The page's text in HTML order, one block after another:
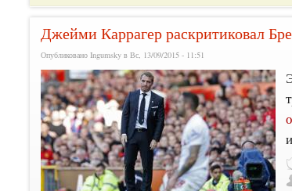
Джейми Каррагер раскритиковал
Опубликовано Ingumsky в Вс, 13/09/2015 - 11:51